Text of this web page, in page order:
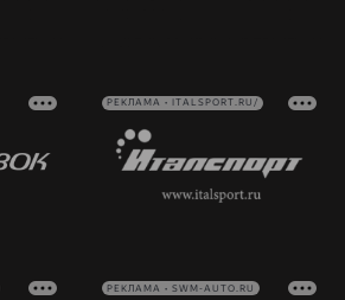
РЕКЛАМА • ITALSPORT.RU/
РЕКЛАМА • SWM-AUTO.RU